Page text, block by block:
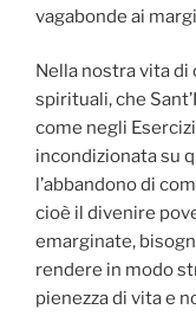
vagabonde ai
Nella nostra vita
spirituali, che
come negli
incondizionata su
l’abbandono di
cioè il divenire
emarginate,
rendere in modo
pienezza di vita e